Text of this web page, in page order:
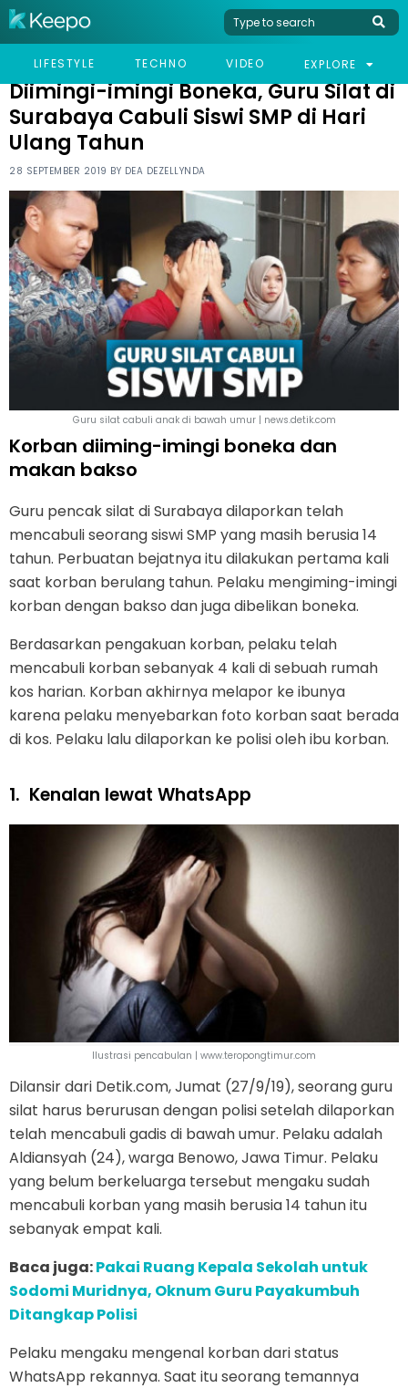
LIFESTYLE TECHNO VIDEO EXPLORE
HOME VIRAL
DIIMINGI-IMINGI BONEKA, GURU SILAT DI SURABAYA CABULI
Diimingi-imingi Boneka, Guru Silat di
Surabaya Cabuli Siswi SMP di Hari
Ulang Tahun
28 SEPTEMBER 2019 BY DEA DEZELLYNDA
Guru silat cabuli anak di bawah umur | news.detik.com
Korban diiming-imingi boneka dan
makan bakso
Guru pencak silat di Surabaya dilaporkan telah
mencabuli seorang siswi SMP yang masih berusia 14
tahun. Perbuatan bejatnya itu dilakukan pertama kali
saat korban berulang tahun. Pelaku mengiming-imingi
korban dengan bakso dan juga dibelikan boneka.
Berdasarkan pengakuan korban, pelaku telah
mencabuli korban sebanyak 4 kali di sebuah rumah
kos harian. Korban akhirnya melapor ke ibunya
karena pelaku menyebarkan foto korban saat berada
di kos. Pelaku lalu dilaporkan ke polisi oleh ibu korban.
1. Kenalan lewat WhatsApp
Ilustrasi pencabulan | www.teropongtimur.com
Dilansir dari Detik.com, Jumat (27/9/19), seorang guru
silat harus berurusan dengan polisi setelah dilaporkan
telah mencabuli gadis di bawah umur. Pelaku adalah
Aldiansyah (24), warga Benowo, Jawa Timur. Pelaku
yang belum berkeluarga tersebut mengaku sudah
mencabuli korban yang masih berusia 14 tahun itu
sebanyak empat kali.
Baca juga:Pakai Ruang Kepala Sekolah untuk
Sodomi Muridnya, Oknum Guru Payakumbuh
Ditangkap Polisi
Pelaku mengaku mengenal korban dari status
WhatsApp rekannya. Saat itu seorang temannya